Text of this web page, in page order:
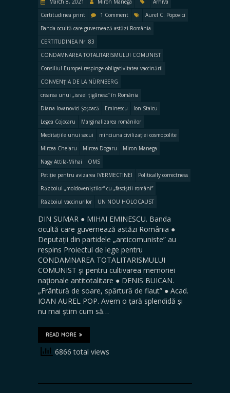
Certitudinea print
1 Comment
Aurel C. Popovici
Banda ocultă care guvernează astăzi România
CERTITUDINEA Nr. 83
CONDAMNAREA TOTALITARISMULUI COMUNIST
Consiliul Europei respinge obligativitatea vaccinării
CONVENȚIA DE LA NÜRNBERG
crearea unui „israel țigănesc” în România
Diana Iovanovici Șoșoacă
Eminescu
Ion Staicu
Legea Cojocaru
Marginalizarea românilor
Meditațiile unui secui
minciuna civilizației cosmopolite
Mircea Chelaru
Mircea Dogaru
Miron Manega
Nagy Attila-Mihai
OMS
Petiție pentru avizarea IVERMECTINEI
Politically correctness
Războiul „moldoveniștilor” cu „fasciștii români”
Războiul vaccinurilor
UN NOU HOLOCAUST
DIN SUMAR ● MIHAI EMINESCU. Banda
ocultă care guvernează astăzi România ●
Deputații din partidele „anticomuniste” au
respins Proiectul de lege pentru
CONDAMNAREA TOTALITARISMULUI
COMUNIST şi pentru cultivarea memoriei
naţionale antitotalitare ● DENIS BUICAN.
„Frântură de soare, spărtură de flaut” ● Acad.
IOAN AUREL POP. Avem o țară splendidă și
nu mai știm cum să…
READ MORE
6866 total views